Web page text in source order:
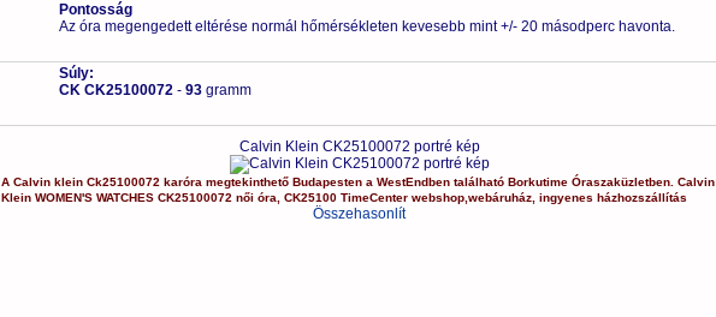
Pontosság
Az óra megengedett eltérése normál hőmérsékleten kevesebb mint +/- 20 másodperc havonta.
Súly:
CK CK25100072- 93 gramm
Calvin Klein CK25100072 portré kép
A Calvin klein Ck25100072 karóra megtekinthető Budapesten a WestEndbentalálható Borkutime Óraszaküzletben. Calvin
Klein WOMEN'S WATCHES CK25100072 női óra CK25100 TimeCenter webshop, webáruház, ingyenes házhozszállítás
Összehasonlít